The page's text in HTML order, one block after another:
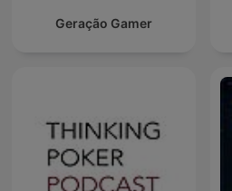
Geração Gamer